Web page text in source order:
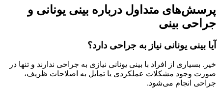
پرسش‌های متداول درباره بینی یونانی و
جراحی بینی
آیا بینی یونانی نیاز به جراحی دارد؟
خیر. بسیاری از افراد با بینی یونانی نیازی به جراحی ندارند و تنها در
صورت وجود مشکلات عملکردی یا تمایل به اصلاحات ظریف،
جراحی انجام می‌شود.